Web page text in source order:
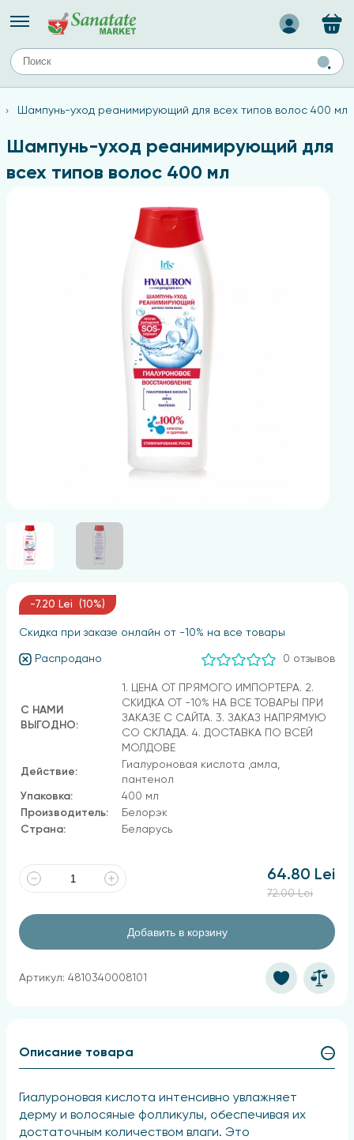
лица
Назад
ТИПЫ КОЖИ
Средства для комбинированной кожи
Средства для жирной кожи
Шампунь-уход реанимирующий для всех типов волос 400 мл
Шампунь-уход реанимирующий для
всех типов волос 400 мл
-7.20 Lei (10%)
Скидка при заказе онлайн от -10% на все товары
Распродано 0 отзывов
С НАМИ
ВЫГОДНО:
1. ЦЕНА ОТ ПРЯМОГО ИМПОРТЕРА. 2.
СКИДКА ОТ -10% НА ВСЕ ТОВАРЫ ПРИ
ЗАКАЗЕ С САЙТА. 3. ЗАКАЗ НАПРЯМУЮ
СО СКЛАДА. 4. ДОСТАВКА ПО ВСЕЙ
МОЛДОВЕ
Действие:
Гиалуроновая кислота ,амла,
пантенол
Упаковка:
400 мл
Производитель:
Белорэк
Страна:
Беларусь
64.80 Lei
72.00 Lei
Добавить в корзину
Артикул: 4810340008101
Описание товара
Гиалуроновая кислота интенсивно увлажняет
дерму и волосяные фолликулы, обеспечивая их
достаточным количеством влаги. Это